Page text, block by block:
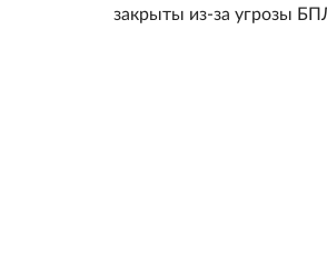
закрыты из-за угрозы